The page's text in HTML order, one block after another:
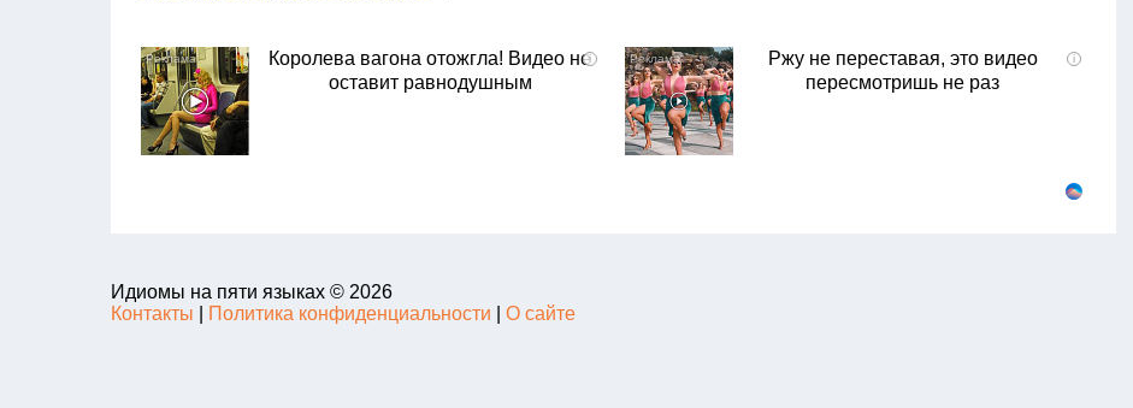
i
Королева вагона отожгла! Видео не
оставит равнодушным
i
Ржу не переставая, это видео
пересмотришь не раз
Идиомы на пяти языках © 2026
Контакты
Политика конфиденциальности О сайте